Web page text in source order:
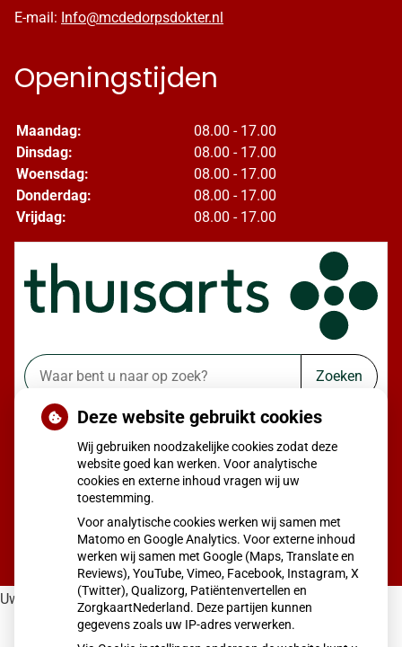
E-mail: Info@mcdedorpsdokter.nl
Openingstijden
Maandag:
08.00 - 17.00
Dinsdag:
08.00 - 17.00
Woensdag:
08.00 - 17.00
Donderdag:
08.00 - 17.00
Vrijdag:
08.00 - 17.00
Zoeken
of zoek op lichaam
Betrouwbare informatie over ziekte en gezondheid
Uw adres is niet volledig ingevuld in uw beheeromgeving.
Deze website gebruikt cookies
Wij gebruiken noodzakelijke cookies zodat deze
website goed kan werken. Voor analytische
cookies en externe inhoud vragen wij uw
toestemming.
Voor analytische cookies werken wij samen met
Matomo en Google Analytics. Voor externe inhoud
werken wij samen met Google (Maps, Translate en
Reviews), YouTube, Vimeo, Facebook, Instagram, X
(Twitter), Qualizorg, Patiëntenvertellen en
ZorgkaartNederland. Deze partijen kunnen
gegevens zoals uw IP-adres verwerken.